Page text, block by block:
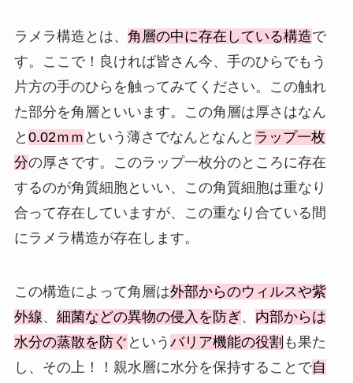
ラメラ構造とは、 角層の中に存在している構造で
す。ここで！良ければ皆さん今、手のひらでもう
片方の手のひらを触ってみてください。この触れ
た部分を角層といいます。この角層は厚さはなん
と 0.02ｍｍ という薄さでなんとなんと ラップ一枚
分の厚さです。このラップ一枚分のところに存在
するのが角質細胞といい、この角質細胞は重なり
合って存在していますが、この重なり合ている間
にラメラ構造が存在します。
この構造によって角層は外部からのウィルスや紫
外線、 細菌などの異物の侵入を防ぎ、 内部からは
水分の蒸散を防ぐ という バリア機能の役割 も果た
し、その上！！親水層に水分を保持することで自